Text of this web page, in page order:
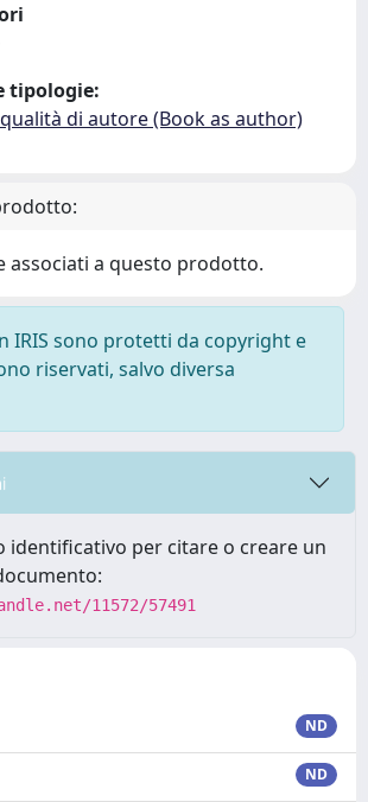
tipologie:
di autore (Book as author)
associati a questo prodotto.
IRIS sono protetti da copyright e
riservati, salvo diversa
identificativo per citare o creare un
11572/57491
ND
ND